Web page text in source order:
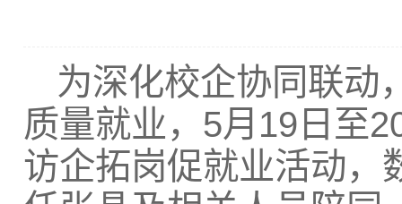
为深化校企协同联动
质量就业，5月19日至
访企拓岗促就业活动，